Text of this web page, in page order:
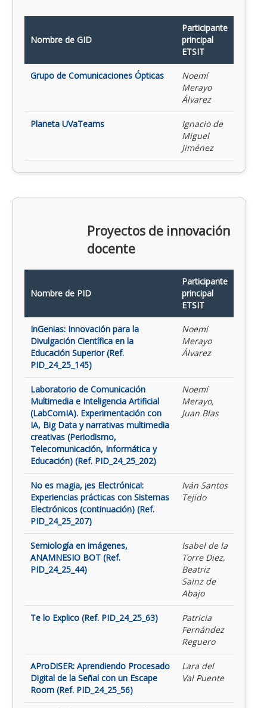
Nombre de GID
Participante
principal
ETSIT
Grupo de Comunicaciones Ópticas
Noemí
Merayo
Álvarez
Planeta UVaTeams
Ignacio de
Miguel
Jiménez
Proyectos de innovación
docente
Nombre de PID
Participante
principal
ETSIT
InGenias: Innovación para la
Divulgación Científica en la
Educación Superior (Ref.
PID_24_25_145)
Noemí
Merayo
Álvarez
Laboratorio de Comunicación
Multimedia e Inteligencia Artificial
(LabComIA). Experimentación con
IA, Big Data y narrativas multimedia
creativas (Periodismo,
Telecomunicación, Informática y
Educación) (Ref. PID_24_25_202)
Noemí
Merayo,
Juan Blas
No es magia, ¡es Electrónica!:
Experiencias prácticas con Sistemas
Electrónicos (continuación) (Ref.
PID_24_25_207)
Iván Santos
Tejido
Semiología en imágenes,
ANAMNESIO BOT (Ref.
PID_24_25_44)
Isabel de la
Torre Diez,
Beatriz
Sainz de
Abajo
Te lo Explico (Ref. PID_24_25_63)
Patricia
Fernández
Reguero
AProDiSER: Aprendiendo Procesado
Digital de la Señal con un Escape
Room (Ref. PID_24_25_56)
Lara del
Val Puente